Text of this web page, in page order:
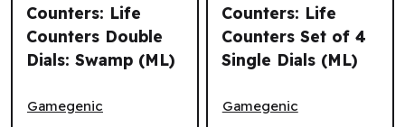
Counters: Life
Counters Double
Dials: Swamp (ML)
Gamegenic
Counters: Life
Counters Set of 4
Single Dials (ML)
Gamegenic